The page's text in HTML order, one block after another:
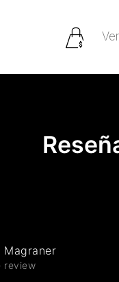
Magraner
review